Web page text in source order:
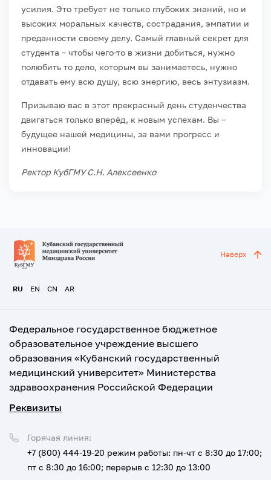
усилия. Это требует не только глубоких знаний, но и
высоких моральных качеств, сострадания, эмпатии и
преданности своему делу. Самый главный секрет для
студента – чтобы чего-то в жизни добиться, нужно
полюбить то дело, которым вы занимаетесь, нужно
отдавать ему всю душу, всю энергию, весь энтузиазм.
Призываю вас в этот прекрасный день студенчества
двигаться только вперёд, к новым успехам. Вы –
будущее нашей медицины, за вами прогресс и
инновации!
Ректор КубГМУ С.Н. Алексеенко
RU EN CN AR
Наверх
Федеральное государственное бюджетное
образовательное учреждение высшего
образования «Кубанский государственный
медицинский университет» Министерства
здравоохранения Российской Федерации
Реквизиты
Горячая линия:
+7 (800) 444-19-20 режим работы: пн-чт с 8:30 до 17:00;
пт с 8:30 до 16:00; перерыв с 12:30 до 13:00